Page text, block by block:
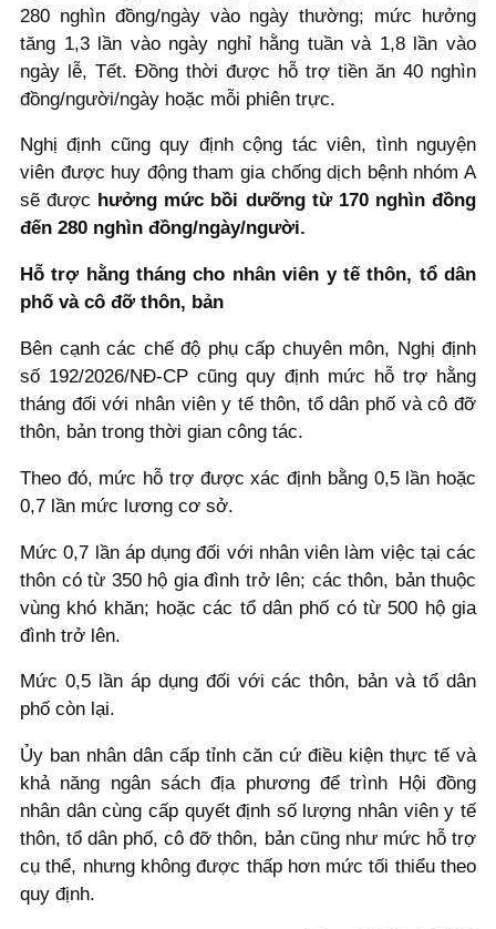
280 nghìn đồng/ngày vào ngày thường; mức hưởng
tăng 1,3 lần vào ngày nghỉ hằng tuần và 1,8 lần vào
ngày lễ, Tết. Đồng thời được hỗ trợ tiền ăn 40 nghìn
đồng/người/ngày hoặc mỗi phiên trực.
Nghị định cũng quy định cộng tác viên, tình nguyện
viên được huy động tham gia chống dịch bệnh nhóm A
sẽ được hưởng mức bồi dưỡng từ 170 nghìn đồng
đến 280 nghìn đồng/ngày/người.
Hỗ trợ hằng tháng cho nhân viên y tế thôn, tổ dân
phố và cô đỡ thôn, bản
Bên cạnh các chế độ phụ cấp chuyên môn, Nghị định
số 192/2026/NĐ-CP cũng quy định mức hỗ trợ hằng
tháng đối với nhân viên y tế thôn, tổ dân phố và cô đỡ
thôn, bản trong thời gian công tác.
Theo đó, mức hỗ trợ được xác định bằng 0,5 lần hoặc
0,7 lần mức lương cơ sở.
Mức 0,7 lần áp dụng đối với nhân viên làm việc tại các
thôn có từ 350 hộ gia đình trở lên; các thôn, bản thuộc
vùng khó khăn; hoặc các tổ dân phố có từ 500 hộ gia
đình trở lên.
Mức 0,5 lần áp dụng đối với các thôn, bản và tổ dân
phố còn lại.
Ủy ban nhân dân cấp tỉnh căn cứ điều kiện thực tế và
khả năng ngân sách địa phương để trình Hội đồng
nhân dân cùng cấp quyết định số lượng nhân viên y tế
thôn, tổ dân phố, cô đỡ thôn, bản cũng như mức hỗ trợ
cụ thể, nhưng không được thấp hơn mức tối thiểu theo
quy định.